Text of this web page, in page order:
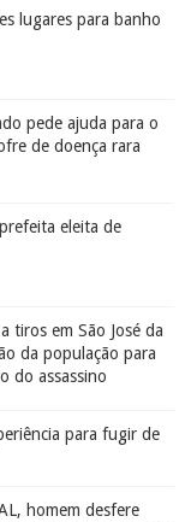
lugares para banho
pede ajuda para o
de doença rara
eleita de
tiros em São José da
da população para
do assassino
para fugir de
homem desfere